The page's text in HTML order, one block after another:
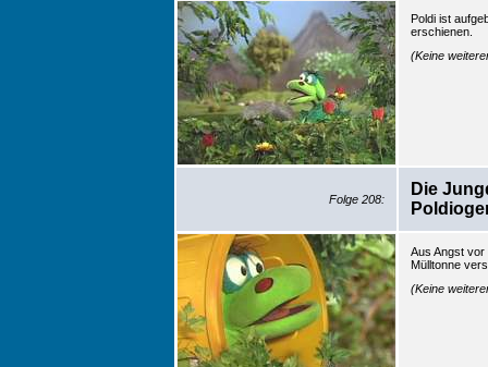
Poldi ist
erschienen.
(Keine
Folge 208:
Die
Aus Angst vor
Mülltonne
(Keine